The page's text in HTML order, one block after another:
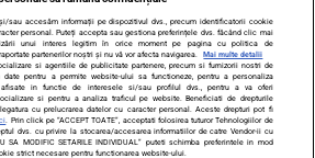
Știri externe
Politică
Iubirii Dictionar de vise
LIFE STYLE
Horoscop
si condiții Politica de confidențialitate
sau accesăm informații pe dispozitivul dvs., precum identificatorii cookie
personal. Puteți accepta sau gestiona preferințele dvs. făcând clic mai
unui interes legitim în orice moment pe pagina cu politica de
partenerilor noștri și nu vă vor afecta navigarea.
Mai multe detalii
si agentiile de publicitate partenere, precum si furnizorii nostri de
pentru a permite website-ului sa functioneze, pentru a personaliza
in functie de interesele si/sau profilul dvs., pentru a va oferi
si pentru a analiza traficul pe website. Beneficiati de drepturile
cu prelucrarea datelor cu caracter personal. Aceste drepturi pot fi
. Prin click pe “ACCEPT TOATE”, acceptati folosirea tuturor Tehnologiilor de
dvs. cu privire la stocarea/accesarea informatiilor de catre Vendor-ii cu
SA MODIFIC SETARILE INDIVIDUAL” puteti schimba preferintele in mod
strict necesare pentru functionarea website-ului.